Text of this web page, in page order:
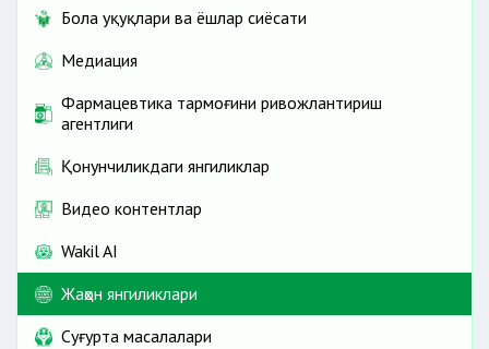
Бола ҳуқуқлари ва ёшлар сиёсати
Медиация
Фармацевтика тармоғини ривожлантириш
агентлиги
Қонунчиликдаги янгиликлар
Видео контентлар
Wakil AI
Жаҳон янгиликлари
Cуғурта масалалари